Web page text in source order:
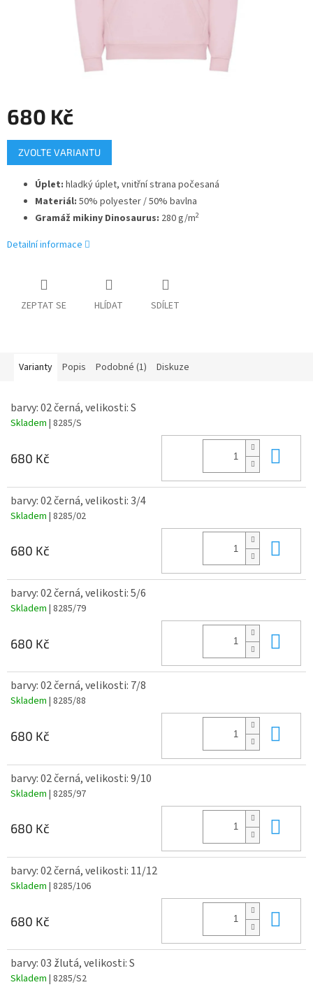
680 Kč
Měrná
cena:
ZVOLTE VARIANTU
Úplet: hladký úplet, vnitřní strana počesaná
Materiál: 50% polyester / 50% bavlna
Gramáž mikiny Dinosaurus: 280 g/m2
Detailní informace
ZEPTAT SE HLÍDAT SDÍLET
Varianty Popis Podobné (1) Diskuze
barvy: 02 černá, velikosti: S
Skladem | 8285/S
680 Kč
barvy: 02 černá, velikosti: 3/4
Skladem | 8285/02
680 Kč
barvy: 02 černá, velikosti: 5/6
Skladem | 8285/79
680 Kč
barvy: 02 černá, velikosti: 7/8
Skladem | 8285/88
680 Kč
barvy: 02 černá, velikosti: 9/10
Skladem | 8285/97
680 Kč
barvy: 02 černá, velikosti: 11/12
Skladem | 8285/106
680 Kč
barvy: 03 žlutá, velikosti: S
Skladem | 8285/S2